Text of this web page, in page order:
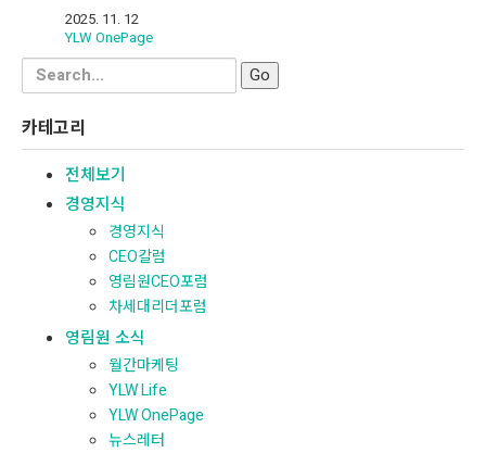
2025. 11. 12
YLW OnePage
Search
for:
카테고리
전체보기
경영지식
경영지식
CEO칼럼
영림원CEO포럼
차세대리더포럼
영림원 소식
월간마케팅
YLW Life
YLW OnePage
뉴스레터